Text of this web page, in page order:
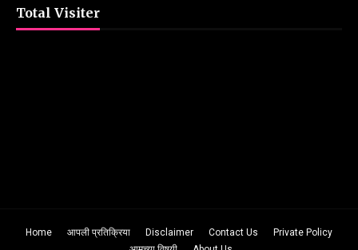
Total Visiter
Home आपली प्रतिक्रिया Disclaimer Contact Us
Private Policy